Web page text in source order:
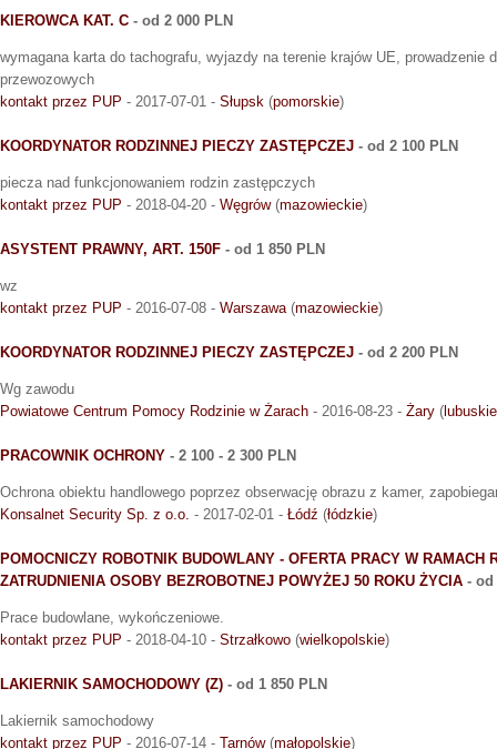
KIEROWCA KAT. C - od 2 000 PLN
wymagana karta do tachografu, wyjazdy na terenie krajów UE, prowadzenie
przewozowych
kontakt przez PUP - 2017-07-01 - Słupsk (pomorskie)
KOORDYNATOR RODZINNEJ PIECZY ZASTĘPCZEJ - od 2 100 PLN
piecza nad funkcjonowaniem rodzin zastępczych
kontakt przez PUP - 2018-04-20 - Węgrów(mazowieckie)
ASYSTENT PRAWNY, ART. 150F - od 1 850 PLN
wz
kontakt przez PUP - 2016-07-08 - Warszawa(mazowieckie)
KOORDYNATOR RODZINNEJ PIECZY ZASTĘPCZEJ - od 2 200 PLN
Wg zawodu
Powiatowe Centrum Pomocy Rodzinie w Żarach - 2016-08-23 - Żary ( lubuskie
PRACOWNIK OCHRONY - 2 100 - 2 300 PLN
Ochrona obiektu handlowego poprzez obserwację obrazu z kamer,
Konsalnet Security Sp. z o.o. - 2017-02-01 - Łódź (łódzkie)
POMOCNICZY ROBOTNIK BUDOWLANY - OFERTA PRACY W RAMACH
ZATRUDNIENIA OSOBY BEZROBOTNEJ POWYŻEJ 50 ROKU ŻYCIA - od
Prace budowlane, wykończeniowe.
kontakt przez PUP - 2018-04-10 - Strzałkowo (wielkopolskie)
LAKIERNIK SAMOCHODOWY (Z) - od 1 850 PLN
Lakiernik samochodowy
kontakt przez PUP - 2016-07-14 - Tarnów(małopolskie)